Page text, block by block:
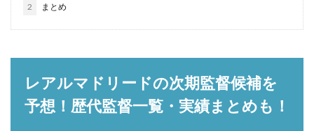
2 まとめ
レアルマドリードの次期監督候補を
予想！歴代監督一覧・実績まとめも！